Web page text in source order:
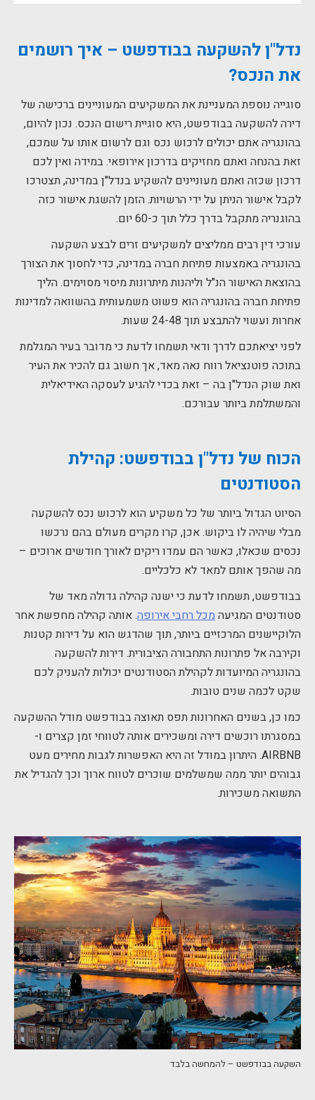
נדל"ן להשקעה בבודפשט – איך רושמים
את הנכס?
סוגייה נוספת המעניינת את המשקיעים המעוניינים ברכישה של
דירה להשקעה בבודפשט, היא סוגיית רישום הנכס. נכון להיום,
בהונגריה אתם יכולים לרכוש נכס וגם לרשום אותו על שמכם,
זאת בהנחה ואתם מחזיקים בדרכון אירופאי. במידה ואין לכם
דרכון שכזה ואתם מעוניינים להשקיע בנדל"ן במדינה, תצטרכו
לקבל אישור הניתן על ידי הרשויות. הזמן להשגת אישור כזה
בהוגנריה מתקבל בדרך כלל תוך כ-60 יום.
עורכי דין רבים ממליצים למשקיעים זרים לבצע השקעה
בהונגריה באמצעות פתיחת חברה במדינה, כדי לחסוך את הצורך
בהוצאת האישור הנ"ל וליהנות מיתרונות מיסוי מסוימים. הליך
פתיחת חברה בהונגריה הוא פשוט משמעותית בהשוואה למדינות
אחרות ועשוי להתבצע תוך 24-48 שעות.
לפני יציאתכם לדרך ודאי תשמחו לדעת כי מדובר בעיר המגלמת
בתוכה פוטנציאל רווח נאה מאד, אך חשוב גם להכיר את העיר
ואת שוק הנדל"ן בה – זאת בכדי להגיע לעסקה האידיאלית
והמשתלמת ביותר עבורכם.
הכוח של נדל"ן בבודפשט: קהילת
הסטודנטים
הסיוט הגדול ביותר של כל משקיע הוא לרכוש נכס להשקעה
מבלי שיהיה לו ביקוש. אכן, קרו מקרים מעולם בהם נרכשו
נכסים שכאלו, כאשר הם עמדו ריקים לאורך חודשים ארוכים –
מה שהפך אותם למאד לא כלכליים.
בבודפשט, תשמחו לדעת כי ישנה קהילה גדולה מאד של
סטודנטים המגיעהמכל רחבי אירופה. אותה קהילה מחפשת אחר
הלוקיישנים המרכזיים ביותר, תוך שהדגש הוא על דירות קטנות
וקירבה אל פתרונות התחבורה הציבורית. דירות להשקעה
בהונגריה המיועדות לקהילת הסטודנטים יכולות להעניק לכם
שקט לכמה שנים טובות.
כמו כן, בשנים האחרונות תפס תאוצה בבודפשט מודל ההשקעה
במסגרתו רוכשים דירה ומשכירים אותה לטווחי זמן קצרים ו-
AIRBNB. היתרון במודל זה היא האפשרות לגבות מחירים מעט
גבוהים יותר ממה שמשלמים שוכרים לטווח ארוך וכך להגדיל את
התשואה משכירות.
השקעה בבודפשט – להמחשה בלבד